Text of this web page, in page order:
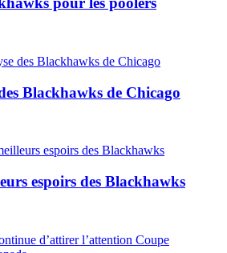
Blackhawks de Chicago
espoirs des Blackhawks